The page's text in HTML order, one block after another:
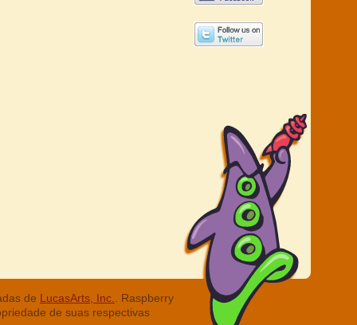
de LucasArts, Inc.
. Raspberry
de suas respectivas